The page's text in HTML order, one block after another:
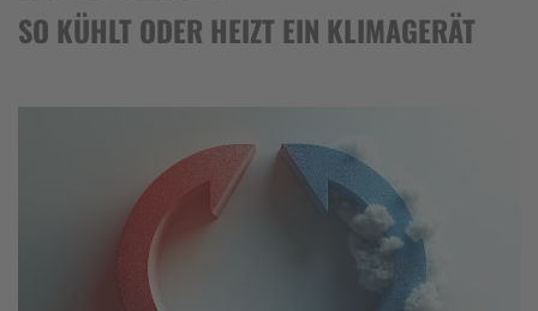
SO KÜHLT ODER HEIZT EIN KLIMAGERÄT